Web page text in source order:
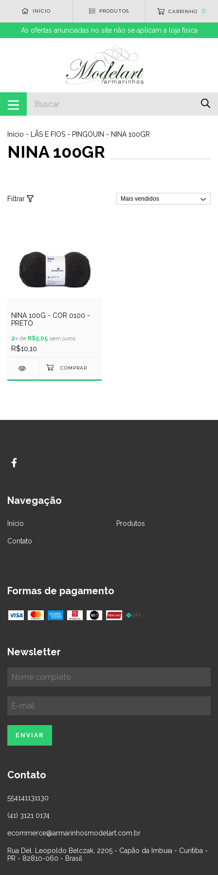
INÍCIO PRODUTOS CARRINHO 0
As ofertas anunciadas no site não se aplicam a loja física
Início - LÃS E FIOS - PINGOUIN - NINA 100GR
NINA 100GR
Filtrar
NINA 100G - COR 0100 -
PRETO
2x de R$5,05 sem juros
R$10,10
Navegação
Início Produtos
Contato
Formas de pagamento
Newsletter
Contato
554141131130
(41) 3121 0174
ecommerce@armarinhosmodelart.com.br
Rua Del. Leopoldo Belczak, 2205 - Capão da Imbuia - Curitiba -
PR - 82810-060 - Brasil